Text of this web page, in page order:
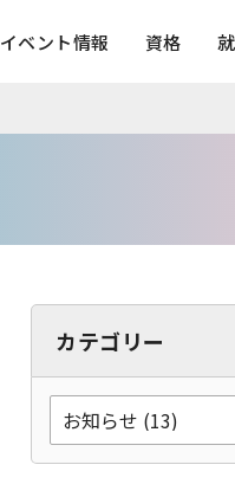
イベント情報 資格
カテゴリー